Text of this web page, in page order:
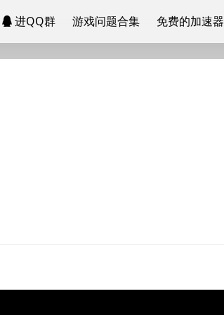
进QQ群 游戏问题合集 免费的加速器